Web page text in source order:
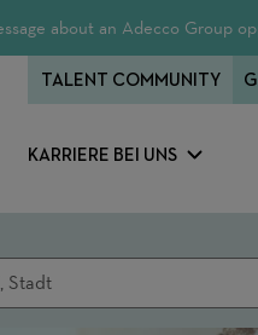
about an Adecco Group
KARRIERE BEI UNS
TALENT COMMUNITY